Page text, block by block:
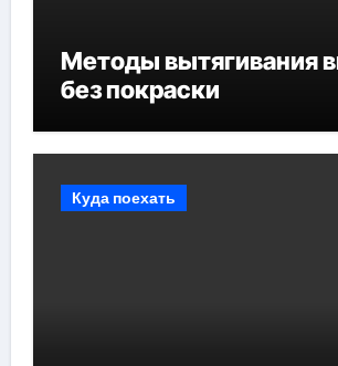
Методы вытягивания
без покраски
Куда поехать